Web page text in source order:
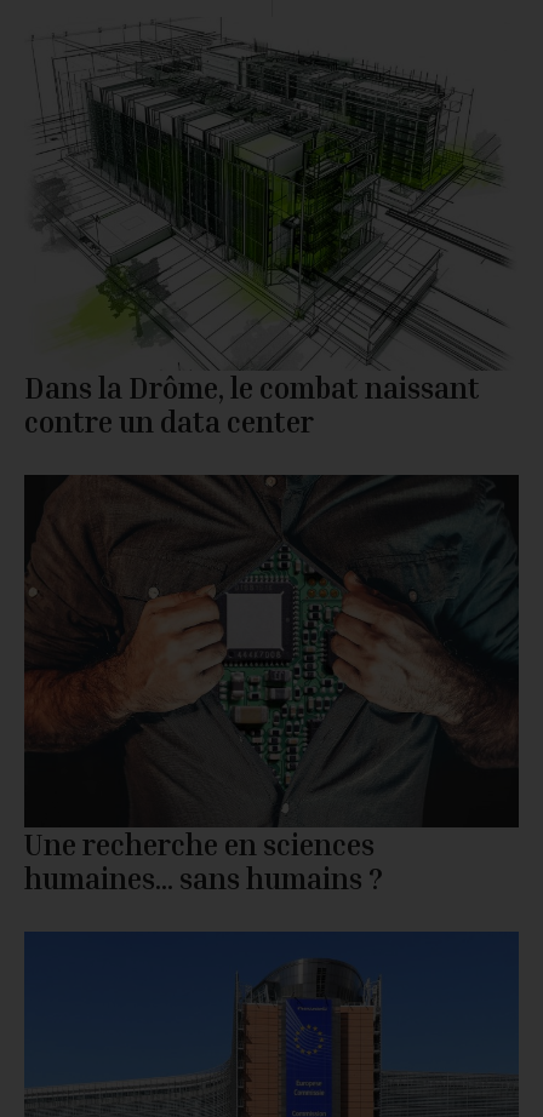
Dans la Drôme, le combat naissant
contre un data center
Une recherche en sciences
humaines… sans humains ?